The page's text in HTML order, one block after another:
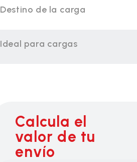
Destino de la carga
Ideal para cargas
Calcula el
valor de tu
envío